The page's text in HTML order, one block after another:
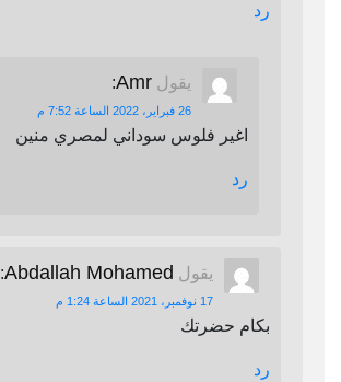
رد
يقول Amr
:
26 فبراير، 2022 الساعة 7:52 م
اغير فلوس سوداني لمصري منين
رد
يقول Abdallah Mohamed
:
17 نوفمبر، 2021 الساعة 1:24 م
بكام حضرتك
رد